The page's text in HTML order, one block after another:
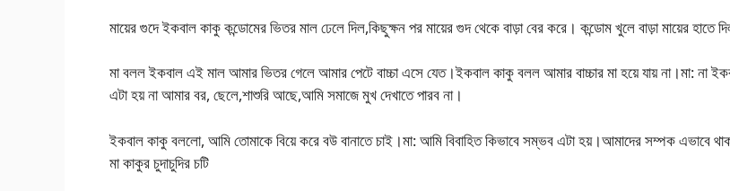
মায়ের গুদে ইকবাল কাকু কন্ডোমের ভিতর মাল ঢেলে দিল,কিছুক্ষন পর মায়ের গুদ থেকে বাড়া বের করে। কন্ডোম খুলে বাড়া মায়ের হাতে
মা বলল ইকবাল এই মাল আমার ভিতর গেলে আমার পেটে বাচ্চা এসে যেত।ইকবাল কাকু বলল আমার বাচ্চার মা হয়ে যায় না।মা: না
এটা হয় না আমার বর, ছেলে,শাশুরি আছে,আমি সমাজে মুখ দেখাতে পারব না।
ইকবাল কাকু বললো, আমি তোমাকে বিয়ে করে বউ বানাতে চাই।মা: আমি বিবাহিত কিভাবে সম্ভব এটা হয়।আমাদের সম্পক এভাবে
মা কাকুর চুদাচুদির চটি